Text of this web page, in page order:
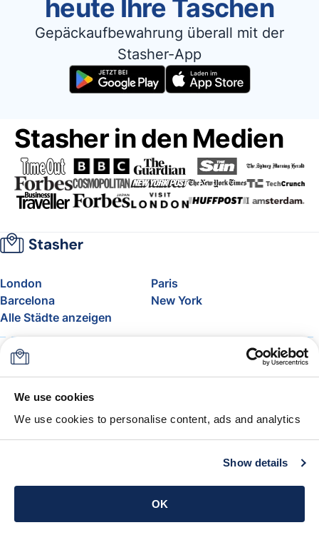
We use cookies
We use cookies to personalise content, ads and analytics
Show details
OK
heute Ihre Taschen
Gepäckaufbewahrung überall mit der
Stasher-App
Stasher in den Medien
London
Paris
Barcelona
New York
Alle Städte anzeigen
Über uns
FAQ
Support
Blog
Freigepäck bei Airlines
Die Stasher-Garantie
AGB
App holen